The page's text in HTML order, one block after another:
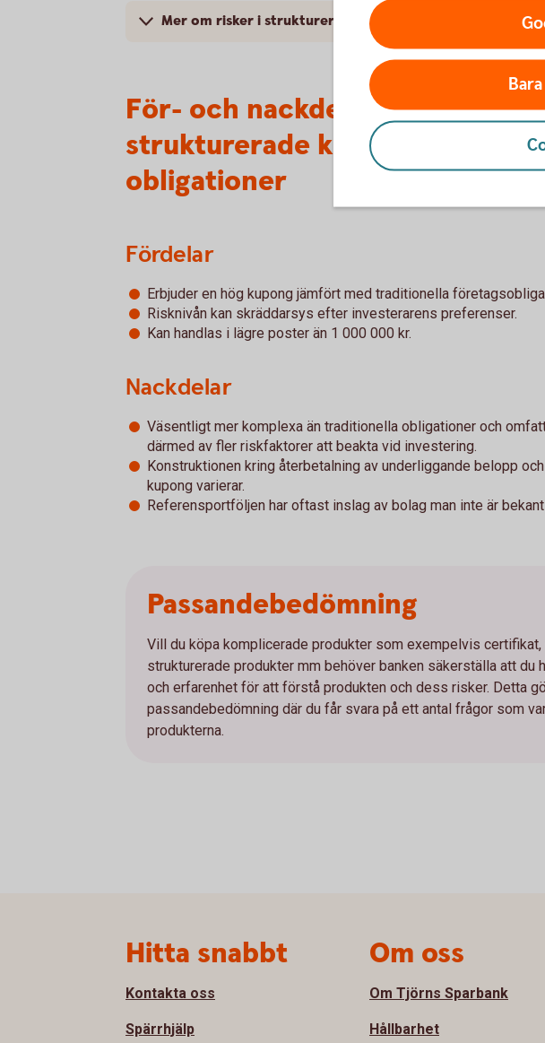
Mer om risker i strukturerade obligationer
För- och nackdelar med
strukturerade komplexa
obligationer
Fördelar
Erbjuder en hög kupong jämfört med traditionella
Risknivån kan skräddarsys efter investerarens preferenser.
Kan handlas i lägre poster än 1 000 000 kr.
Nackdelar
Väsentligt mer komplexa än traditionella obligationer och
därmed av fler riskfaktorer att beakta vid investering.
Konstruktionen kring återbetalning av underliggande belopp och
kupong varierar.
Referensportföljen har oftast inslag av bolag man inte är
Passandebedömning
Vill du köpa komplicerade produkter som exempelvis certifikat,
strukturerade produkter mm behöver banken säkerställa att du
och erfarenhet för att förstå produkten och dess risker. Detta
passandebedömning där du får svara på ett antal frågor som
produkterna.
Hitta snabbt
Kontakta oss
Spärrhjälp
Om oss
Om Tjörns Sparbank
Hållbarhet